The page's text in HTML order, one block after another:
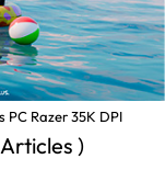
PC Razer 35K DPI
)